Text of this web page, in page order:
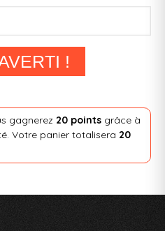
!
gagnerez 20 pointsgrâce à
Votre panier totalisera 20